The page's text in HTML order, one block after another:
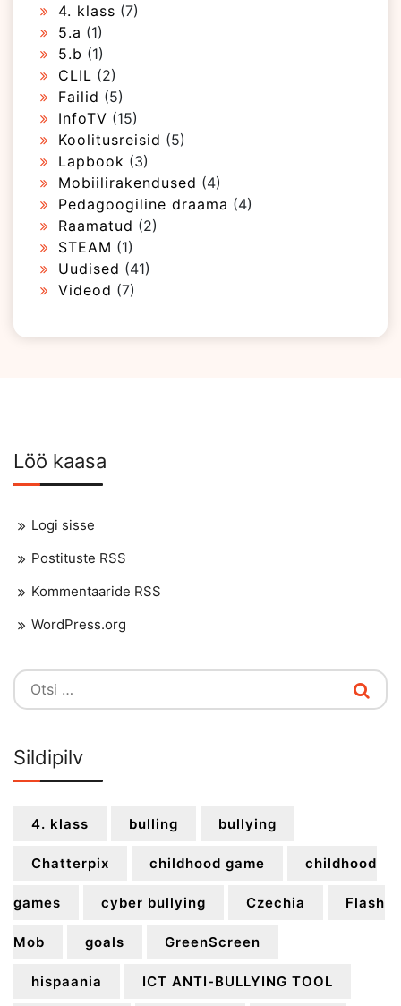
4. klass (7)
5.a (1)
5.b (1)
CLIL (2)
Failid (5)
InfoTV (15)
Koolitusreisid (5)
Lapbook (3)
Mobiilirakendused (4)
Pedagoogiline draama (4)
Raamatud (2)
STEAM (1)
Uudised (41)
Videod (7)
Löö kaasa
Logi sisse
Postituste RSS
Kommentaaride RSS
WordPress.org
Otsi:
Sildipilv
4. klass bulling bullying
Chatterpix childhood game childhood
games cyber bullying Czechia Flash
Mob goals GreenScreen
hispaania ICT ANTI-BULLYING TOOL